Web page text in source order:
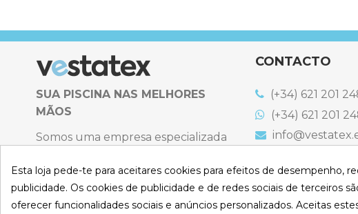
SUA PISCINA NAS MELHORES
MÃOS
Somos uma empresa especializada
piscinas e produtos de filtração,
climatização, limpeza e desinfeção
para piscinas privadas privadas.
CONTACTO
(+34) 621 201
(+34) 621 201
España
Bulevard dels
España
Esta loja pede-te para aceitares cookies para efeitos de desempenho,
publicidade. Os cookies de publicidade e de redes sociais de terceiros
oferecer funcionalidades sociais e anúncios personalizados. Aceitas